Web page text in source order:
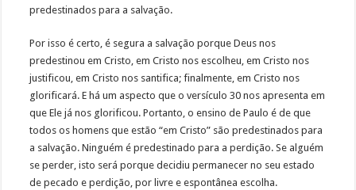
predestinados para a salvação.
Por isso é certo, é segura a salvação porque Deus nos
predestinou em Cristo, em Cristo nos escolheu, em Cristo nos
justificou, em Cristo nos santifica; finalmente, em Cristo nos
glorificará. E há um aspecto que o versículo 30 nos apresenta em
que Ele já nos glorificou. Portanto, o ensino de Paulo é de que
todos os homens que estão “em Cristo” são predestinados para
a salvação. Ninguém é predestinado para a perdição. Se alguém
se perder, isto será porque decidiu permanecer no seu estado
de pecado e perdição, por livre e espontânea escolha.